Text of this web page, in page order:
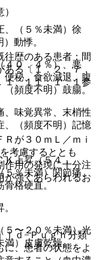
歴のある患者：間
る〔１．２、７．
１、１１．１．１参
が３０ｍＬ／ｍｉ
考慮するととも
作用の発現に十分注
が強くあらわれるお
ｄ−Ｐｕｇｈ分類
に、患者の状態をよ
（５％未満）徐
動悸。
０．４％）、悪
便秘、食欲減退、腹
頻度不明）鼓腸。
味覚異常、末梢性
、（頻度不明）記憶
上昇（５４．
５％未満）関節痛、
格硬直。
〜２０％未満）光
満）皮膚乾燥。